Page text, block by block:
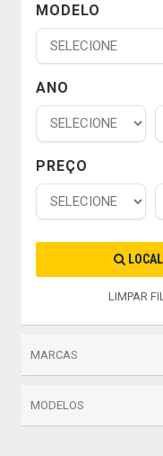
MODELO
ANO
PREÇO
LIMPAR
MARCAS
MODELOS